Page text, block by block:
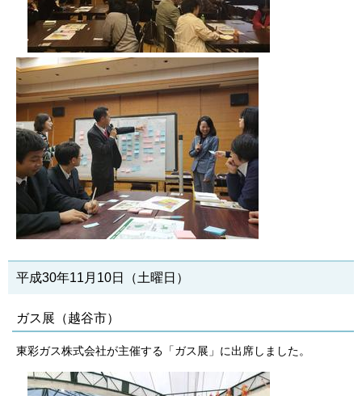
平成30年11月10日（土曜日）
ガス展（越谷市）
東彩ガス株式会社が主催する「ガス展」に出席しました。